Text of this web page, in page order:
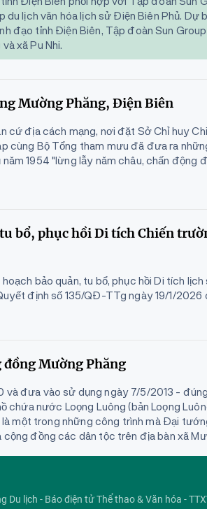
lịch văn hóa lịch sử Điện Biên Phủ. Dự
đạo tỉnh Điện Biên, Tập đoàn Sun
xã Pu Nhi.
Mường Phăng, Điện Biên
cứ địa cách mạng, nơi đặt Sở Chỉ huy
cùng Bộ Tổng tham mưu đã đưa ra
1954 "lừng lẫy năm châu, chấn động
bổ, phục hồi Di tích Chiến
bảo quản, tu bổ, phục hồi Di tích
định số 135/QĐ-TTg ngày 19/1/2026
Mường Phăng
đưa vào sử dụng ngày 7/5/2013 -
chứa nước Loọng Luông (bản Loọng
một trong những công trình mà Đại
đồng các dân tộc trên địa bàn xã
Du lịch - Báo điện tử Thể thao & Văn hóa -